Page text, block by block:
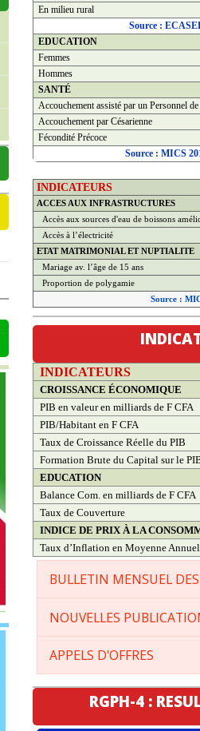
En milieu rural
Source :
EDUCATION
Femmes
Hommes
SANTÉ
Accouchement assisté par un Personnel
Accouchement par Césarienne
Fécondité Précoce
Source : MICS
INDICATEURS
ACCES AUX INFRASTRUCTURES
Accès aux sources d'eau de boissons
Accès à l’électricité
ETAT MATRIMONIAL ET NUPTIALITE
Mariage av. l’âge de 15 ans
Proportion de polygamie
Source :
INDICATEURS
CROISSANCE ÉCONOMIQUE
PIB en valeur en milliards de F CFA
PIB/Habitant en F CFA
Taux de Croissance Réelle du PIB
Formation Brute du Capital sur le
EDUCATION
Balance Com. en milliards de F CFA
Taux de Couverture
INDICE DE PRIX À LA
Taux d’Inflation en Moyenne
BULLETIN MENSUEL
NOUVELLES
APPELS D'OFFRES
RGPH-4 :